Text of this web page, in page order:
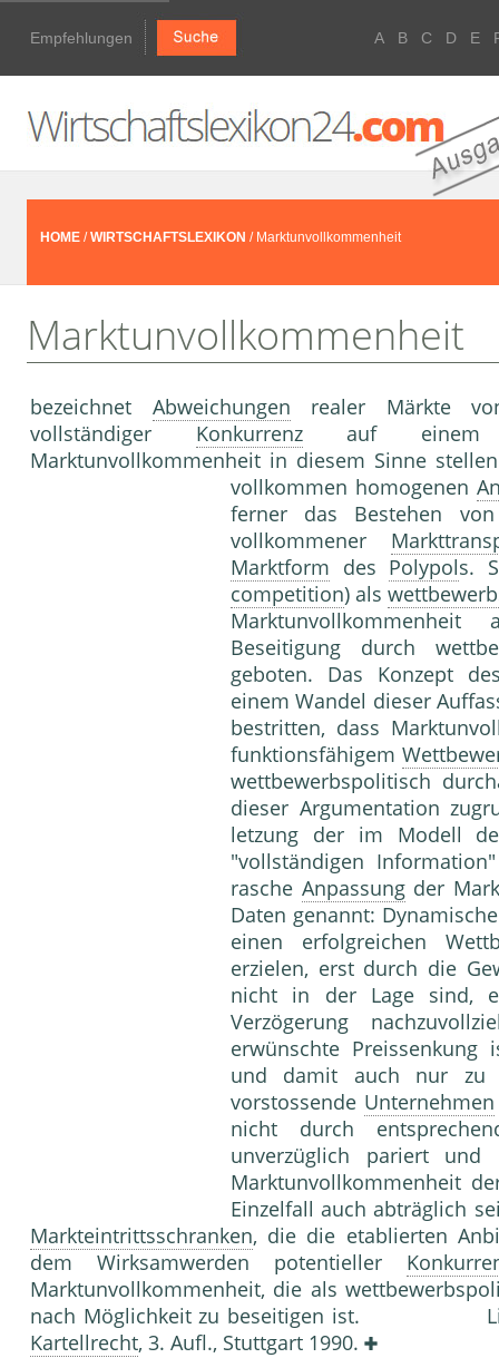
Empfehlungen A B C D E
HOME /WIRTSCHAFTSLEXIKON / Marktunvollkommenheit
Marktunvollkommenheit
bezeichnet Abweichungen realer Märkte
vollständiger Konkurrenzauf einem
Marktunvollkommenheit in diesem Sinne
vollkommen homogenen
ferner das Bestehen von
vollkommener
Marktform des Polypols.
competition) als
Beseitigung durch
geboten. Das Konzept
einem Wandel dieser
bestritten, dass
funktionsfähigem
wettbewerbspolitisch
dieser Argumentation
letzung der im Modell
"vollständigen
rasche Anpassungder
Daten genannt:
einen erfolgreichen
erzielen, erst durch die
nicht in der Lage sind,
Verzögerung
erwünschte
und damit auch nur zu
vorstossende Unternehmen
nicht durch
unverzüglich pariert
Marktunvollkommenheit
Einzelfall auch abträglich
Markteintrittsschranken, die die etablierten
dem Wirksamwerden potentieller
Marktunvollkommenheit, die als
nach Möglichkeit zu beseitigen ist.
Kartellrecht, 3. Aufl., Stuttgart 1990.